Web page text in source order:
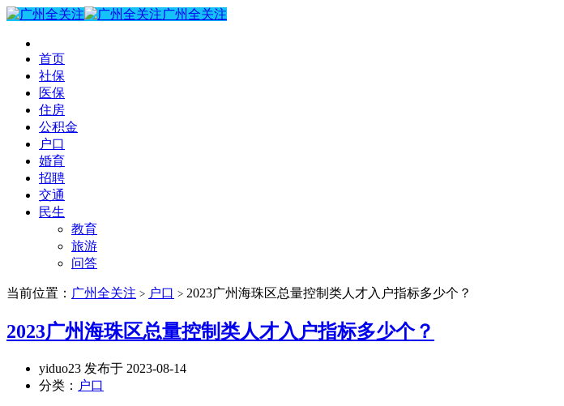
广州全关注
首页
社保
医保
住房
公积金
户口
婚育
招聘
交通
民生
教育
旅游
问答
当前位置： 广州全关注 > 户口 > 2023广州海珠区总量控制类人才入户指标多少个？
2023广州海珠区总量控制类人才入户指标多少个？
yiduo23 发布于 2023-08-14
分类： 户口